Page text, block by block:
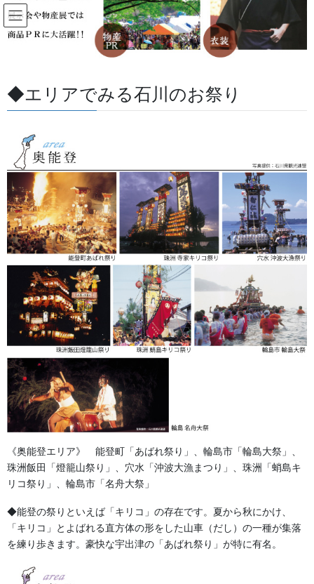
コ
ン
テ
移
動
ナ
ビ
ゲ
ン
に
すべての記事
すべての記事 お祭用品・品目
お祭備品と豆知識
2015/06/25 / 最終更新日 :
お祭備品と豆知識
ご注文までの流れをご案内いたし
ます。お気軽にお問い合わせくだ
さい。
まずはお気軽にお電話やお問合せフォームより
お尋ねください。ご希望のハンテンは何色数
(白色を除く)を使用して作成希望、希望納期等
をお知らせください。(通常は完全打合せ後、
３～4週間かかります。)余裕をもって早めに
ご相談ください。
◆エリアでみる石川のお祭り
《奥能登エリア》 能登町「あばれ祭り」、輪島市「輪島大祭」、
珠洲飯田「燈籠山祭り」、穴水「沖波大漁まつり」、珠洲「蛸島キ
リコ祭り」、輪島市「名舟大祭」
◆能登の祭りといえば「キリコ」の存在です。夏から秋にかけ、
「キリコ」とよばれる直方体の形をした山車（だし）の一種が集落
を練り歩きます。豪快な宇出津の「あばれ祭り」が特に有名。